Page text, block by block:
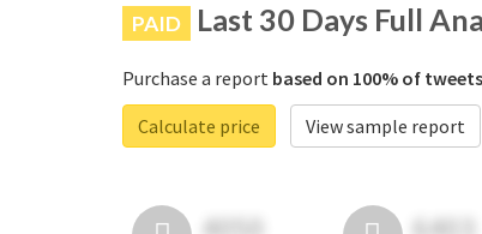
PAID Last 30 Days Full
Purchase a report based on 100% of tweets
Calculate price
View sample report